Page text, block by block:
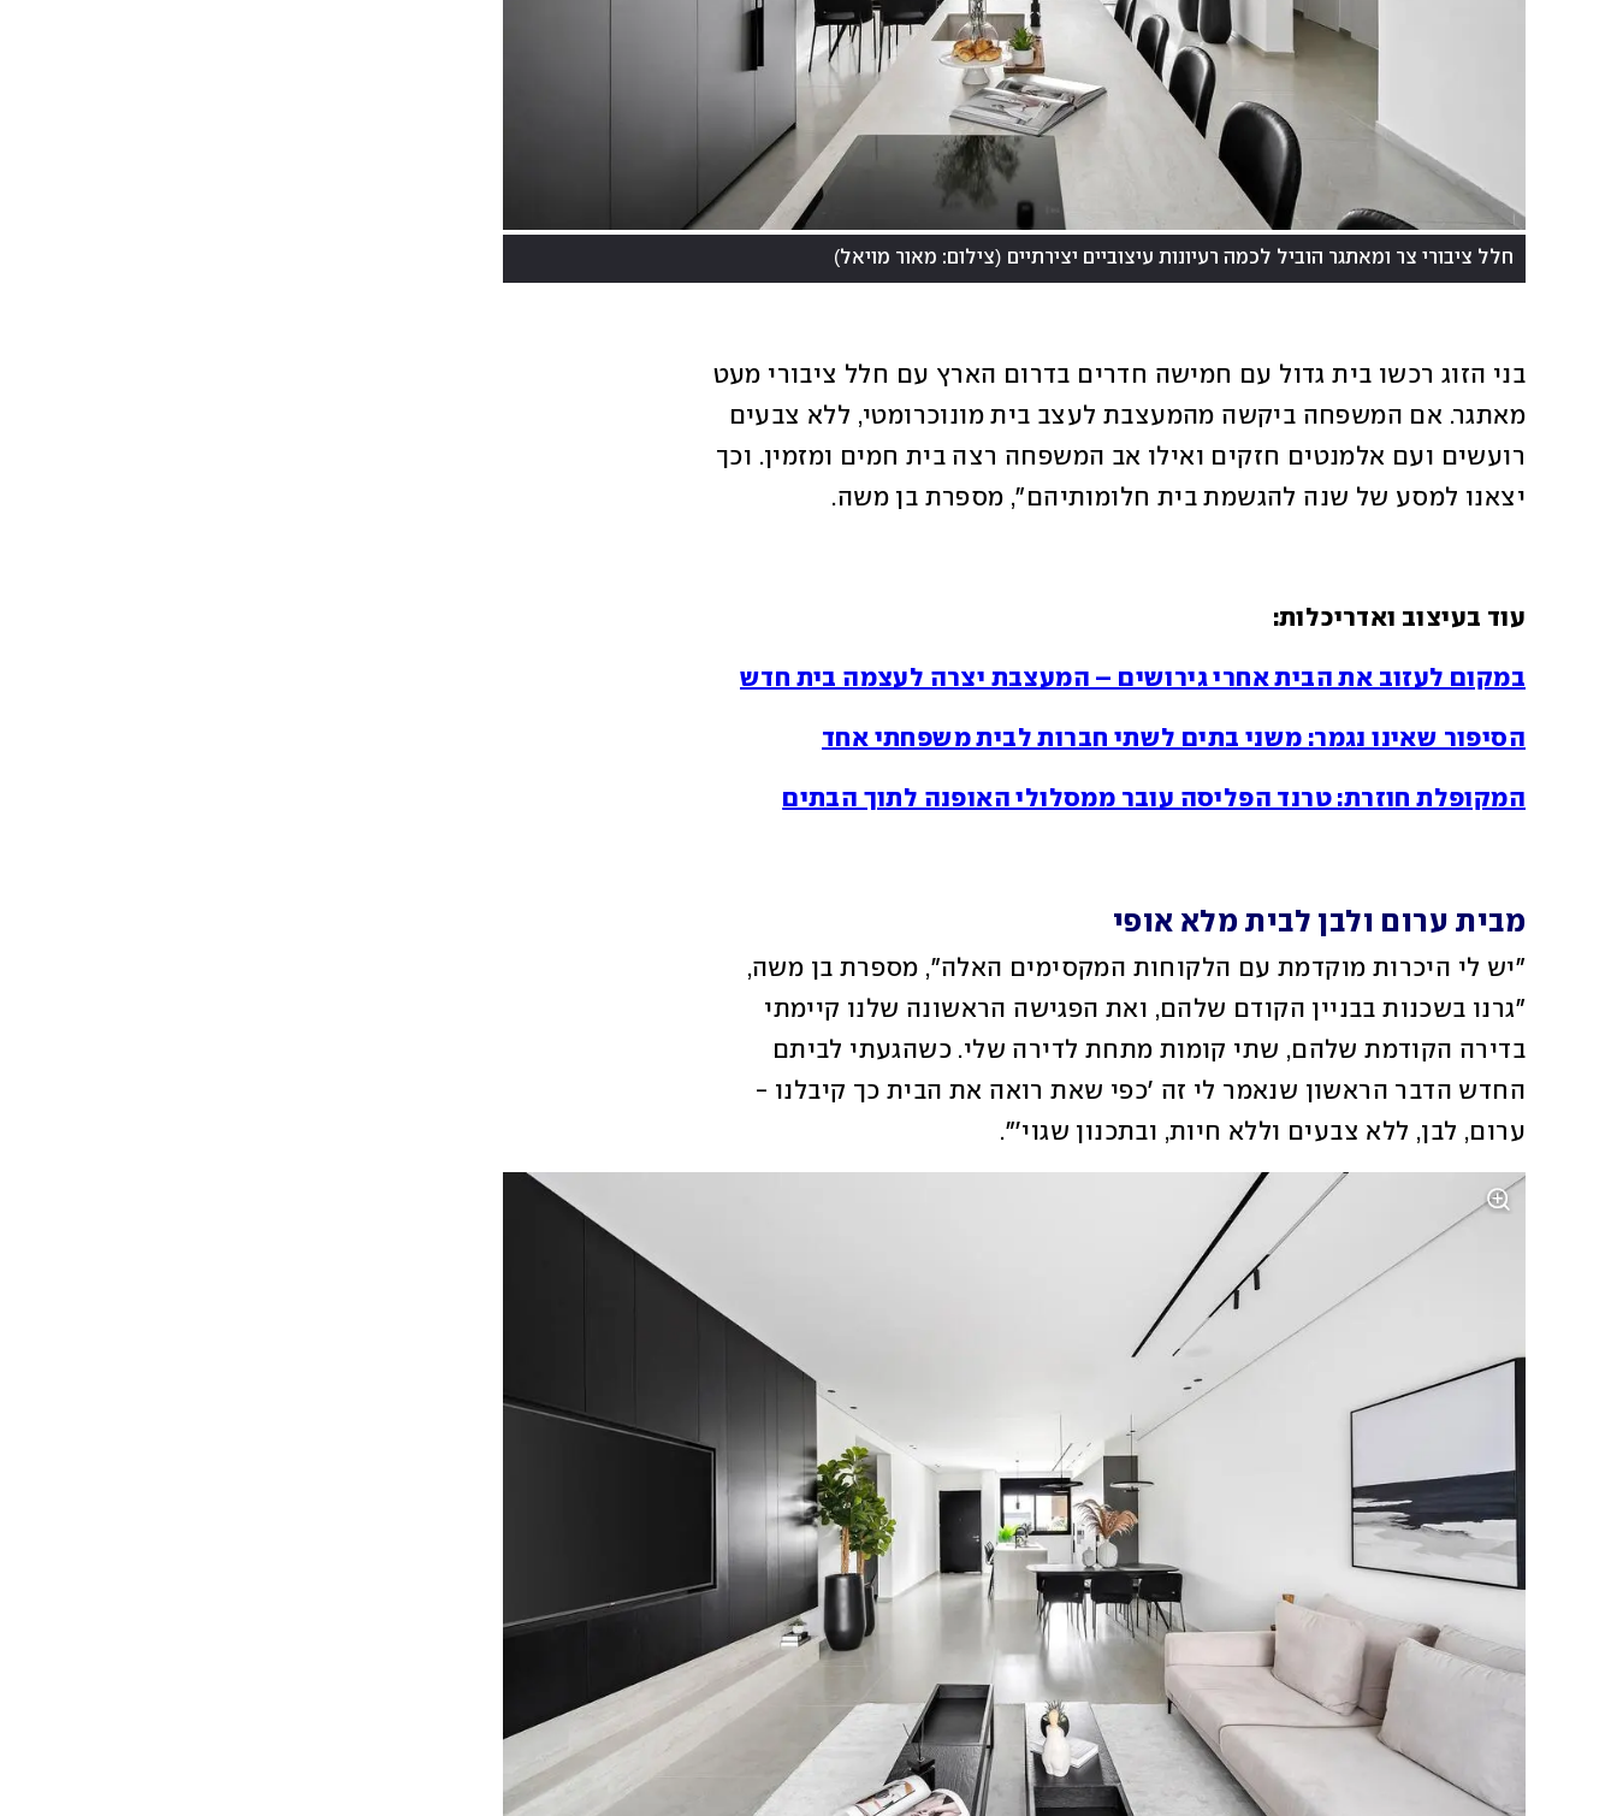
חלל ציבורי צר ומאתגר הוביל לכמה רעיונות עיצוביים יצירתיים (צילום: מאור מויאל)
יצאנו למסע של שנה להגשמת בית חלומותיהם", מספרת בן משה.
עוד בעיצוב ואדריכלות:
במקום לעזוב את הבית אחרי גירושים – המעצבת יצרה לעצמה בית חדש
הסיפור שאינו נגמר: משני בתים לשתי חברות לבית משפחתי אחד
המקופלת חוזרת: טרנד הפליסה עובר ממסלולי האופנה לתוך הבתים
מבית ערום ולבן לבית מלא אופי
ערום, לבן, ללא צבעים וללא חיות, ובתכנון שגוי'".